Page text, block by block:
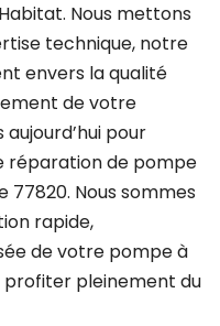
Nous mettons
technique, notre
envers la qualité
de votre
pour
réparation de pompe
77820. Nous sommes
rapide,
de votre pompe à
profiter pleinement du